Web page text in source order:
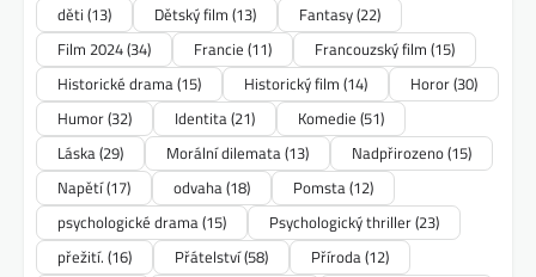
děti (13) Dětský film (13) Fantasy(22)
Film 2024(34) Francie (11) Francouzský film (15)
Historické drama(15) Historický film (14) Horor(30)
Humor(32) Identita(21) Komedie (51)
Láska(29) Morální dilemata(13) Nadpřirozeno(15)
Napětí(17) odvaha(18) Pomsta(12)
psychologické drama(15) Psychologický thriller(23)
přežití. (16) Přátelství(58) Příroda(12)